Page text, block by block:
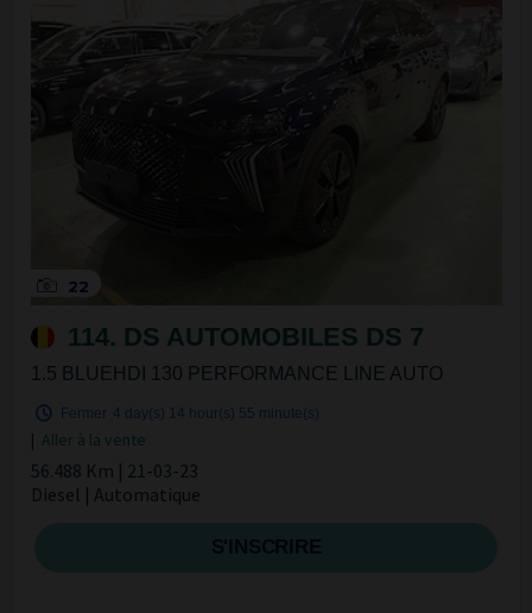
22
114. DS AUTOMOBILES DS 7
1.5 BLUEHDI 130 PERFORMANCE LINE AUTO
Fermer 4 day(s) 14 hour(s) 55 minute(s)
| Aller à la vente
56.488 Km | 21-03-23
Diesel | Automatique